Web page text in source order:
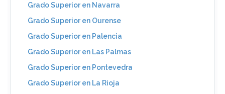
Grado Superior en Navarra
Grado Superior en Ourense
Grado Superior en Palencia
Grado Superior en Las Palmas
Grado Superior en Pontevedra
Grado Superior en La Rioja